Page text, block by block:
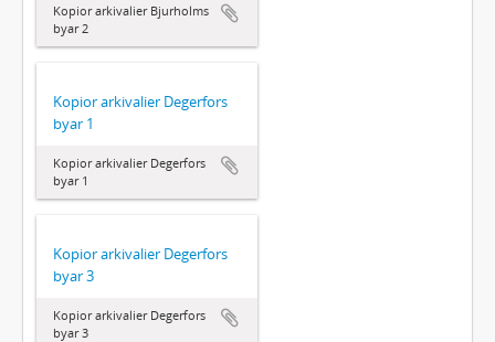
Kopior arkivalier Bjurholms
byar 2
Kopior arkivalier Degerfors
byar 1
Kopior arkivalier Degerfors
byar 1
Kopior arkivalier Degerfors
byar 3
Kopior arkivalier Degerfors
byar 3